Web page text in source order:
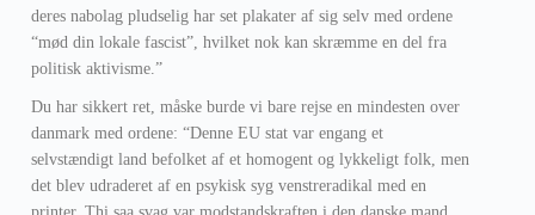
deres nabolag pludselig har set plakater af sig selv med ordene
“mød din lokale fascist”, hvilket nok kan skræmme en del fra
politisk aktivisme.”
Du har sikkert ret, måske burde vi bare rejse en mindesten over
danmark med ordene: “Denne EU stat var engang et
selvstændigt land befolket af et homogent og lykkeligt folk, men
det blev udraderet af en psykisk syg venstreradikal med en